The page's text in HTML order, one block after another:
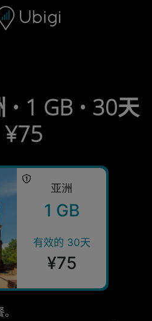
• 1 GB • 30天
¥75
亚洲
1 GB
有效的 30天
¥75